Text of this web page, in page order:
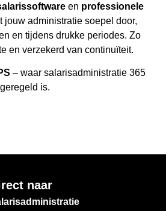
en professionele
jouw administratie soepel door,
en tijdens drukke periodes. Zo
en verzekerd van continuïteit.
– waar salarisadministratie 365
is.
naar